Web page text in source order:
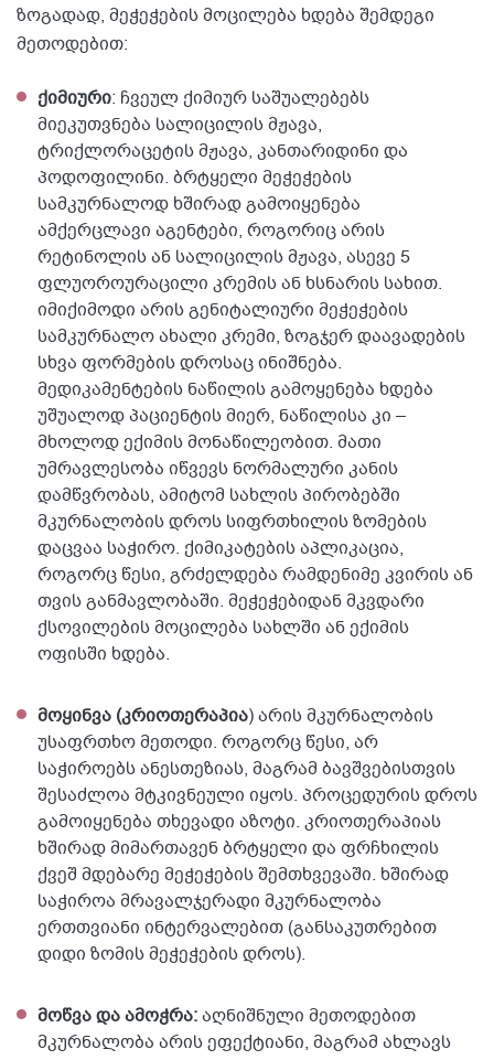
ზოგადად, მეჭეჭების მოცილება ხდება შემდეგი
მეთოდებით:
ქიმიური: ჩვეულ ქიმიურ საშუალებებს
მიეკუთვნება სალიცილის მჟავა,
ტრიქლორაცეტის მჟავა, კანთარიდინი და
პოდოფილინი. ბრტყელი მეჭეჭების
სამკურნალოდ ხშირად გამოიყენება
ამქერცლავი აგენტები, როგორიც არის
რეტინოლის ან სალიცილის მჟავა, ასევე 5
ფლუოროურაცილი კრემის ან ხსნარის სახით.
იმიქიმოდი არის გენიტალიური მეჭეჭების
სამკურნალო ახალი კრემი, ზოგჯერ დაავადების
სხვა ფორმების დროსაც ინიშნება.
მედიკამენტების ნაწილის გამოყენება ხდება
უშუალოდ პაციენტის მიერ, ნაწილისა კი –
მხოლოდ ექიმის მონაწილეობით. მათი
უმრავლესობა იწვევს ნორმალური კანის
დამწვრობას, ამიტომ სახლის პირობებში
მკურნალობის დროს სიფრთხილის ზომების
დაცვაა საჭირო. ქიმიკატების აპლიკაცია,
როგორც წესი, გრძელდება რამდენიმე კვირის ან
თვის განმავლობაში. მეჭეჭებიდან მკვდარი
ქსოვილების მოცილება სახლში ან ექიმის
ოფისში ხდება.
მოყინვა (კრიოთერაპია) არის მკურნალობის
უსაფრთხო მეთოდი. როგორც წესი, არ
საჭიროებს ანესთეზიას, მაგრამ ბავშვებისთვის
შესაძლოა მტკივნეული იყოს. პროცედურის დროს
გამოიყენება თხევადი აზოტი. კრიოთერაპიას
ხშირად მიმართავენ ბრტყელი და ფრჩხილის
ქვეშ მდებარე მეჭეჭების შემთხვევაში. ხშირად
საჭიროა მრავალჯერადი მკურნალობა
ერთთვიანი ინტერვალებით (განსაკუთრებით
დიდი ზომის მეჭეჭების დროს).
მოწვა და ამოჭრა:აღნიშნული მეთოდებით
მკურნალობა არის ეფექტიანი, მაგრამ ახლავს